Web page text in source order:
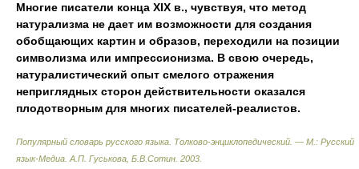
Многие писатели конца XIX в., чувствуя, что метод
натурализма не дает им возможности для создания
обобщающих картин и образов, переходили на позиции
символизма или импрессионизма. В свою очередь,
натуралистический опыт смелого отражения
неприглядных сторон действительности оказался
плодотворным для многих писателей-реалистов.
Популярный словарь русского языка. Толково-энциклопедический. — М.: Русский
язык-Медиа А.П. Гуськова, Б.В.Сотин 2003